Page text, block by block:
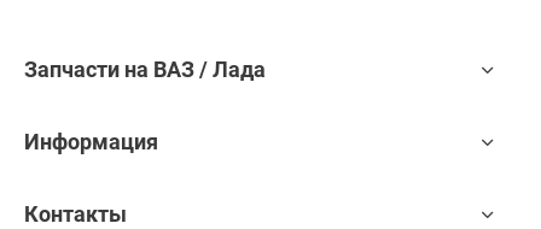
Запчасти на ВАЗ / Лада
Информация
Контакты